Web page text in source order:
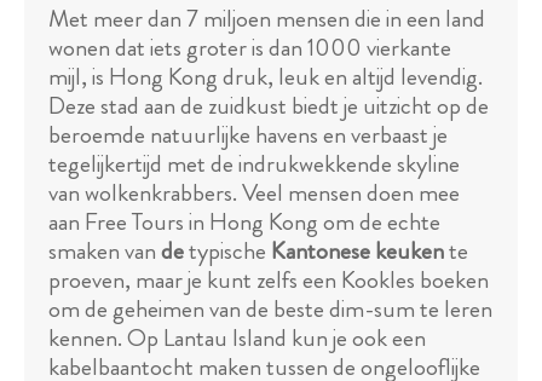
Met meer dan 7 miljoen mensen die in een land
wonen dat iets groter is dan 1000 vierkante
mijl, is Hong Kong druk, leuk en altijd levendig.
Deze stad aan de zuidkust biedt je uitzicht op de
beroemde natuurlijke havens en verbaast je
tegelijkertijd met de indrukwekkende skyline
van wolkenkrabbers. Veel mensen doen mee
aan Free Tours in Hong Kong om de echte
smaken vandetypische Kantonese keukente
proeven, maar je kunt zelfs een Kookles boeken
om de geheimen van de beste dim-sum te leren
kennen. Op Lantau Island kun je ook een
kabelbaantocht maken tussen de ongelooflijke